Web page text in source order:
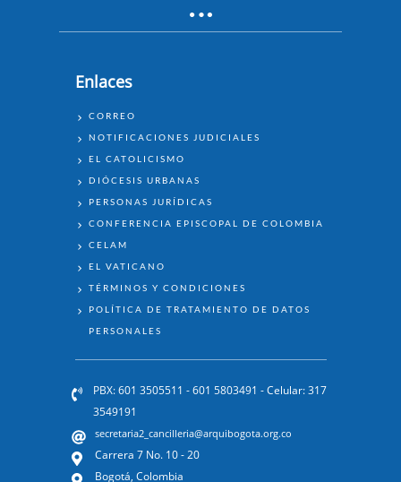
Podcast #5 LECTURA CREYENTE DE
Enlaces
ENLACES
CORREO
NOTIFICACIONES JUDICIALES
EL CATOLICISMO
DIÓCESIS URBANAS
PERSONAS JURÍDICAS
CONFERENCIA EPISCOPAL DE COLOMBIA
CELAM
EL VATICANO
TÉRMINOS Y CONDICIONES
POLÍTICA DE TRATAMIENTO DE DATOS
PERSONALES
PBX: 601 3505511 - 601 5803491 - Celular: 317
3549191
secretaria2_cancilleria@arquibogota.org.co
Carrera 7 No. 10 - 20
Bogotá, Colombia